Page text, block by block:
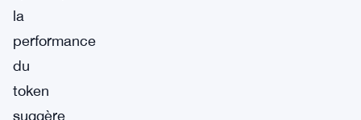
la
performance
du
token
suggère